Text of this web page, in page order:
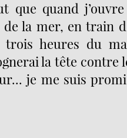
que quand
la mer, en train
heures du
la tête contre
je me suis